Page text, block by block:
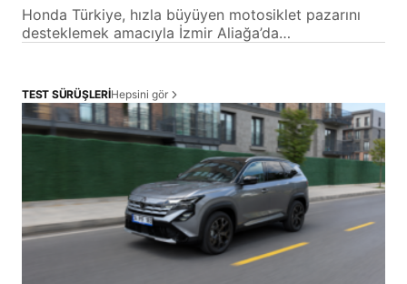
Honda Türkiye, hızla büyüyen motosiklet pazarını
desteklemek amacıyla İzmir Aliağa’da…
TEST SÜRÜŞLERİHepsini gör